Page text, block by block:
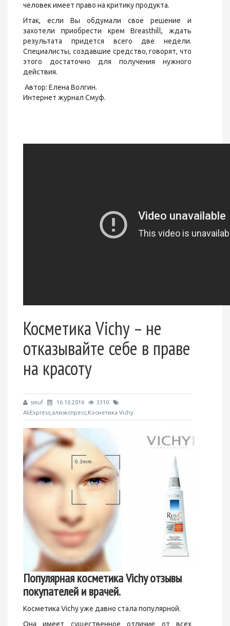
человек имеет право на критику продукта.
Итак, если Вы обдумали свое решение и
захотели приобрести крем Breasthill, ждать
результата придется всего две недели.
Специалисты, создавшие средство, говорят, что
этого достаточно для получения нужного
действия.
Автор: Елена Волгин.
Интернет журнал Смуф.
Косметика Vichy – не
отказывайте себе в праве
на красоту
smuf 16.10.2016
3310
AliExpress,алиэкспресс,Косметика Vichy
Популярная косметикаVichy отзывы
покупателей и врачей.
Косметика Vichy уже давно стала популярной.
Она имеет существенное отличие от всех